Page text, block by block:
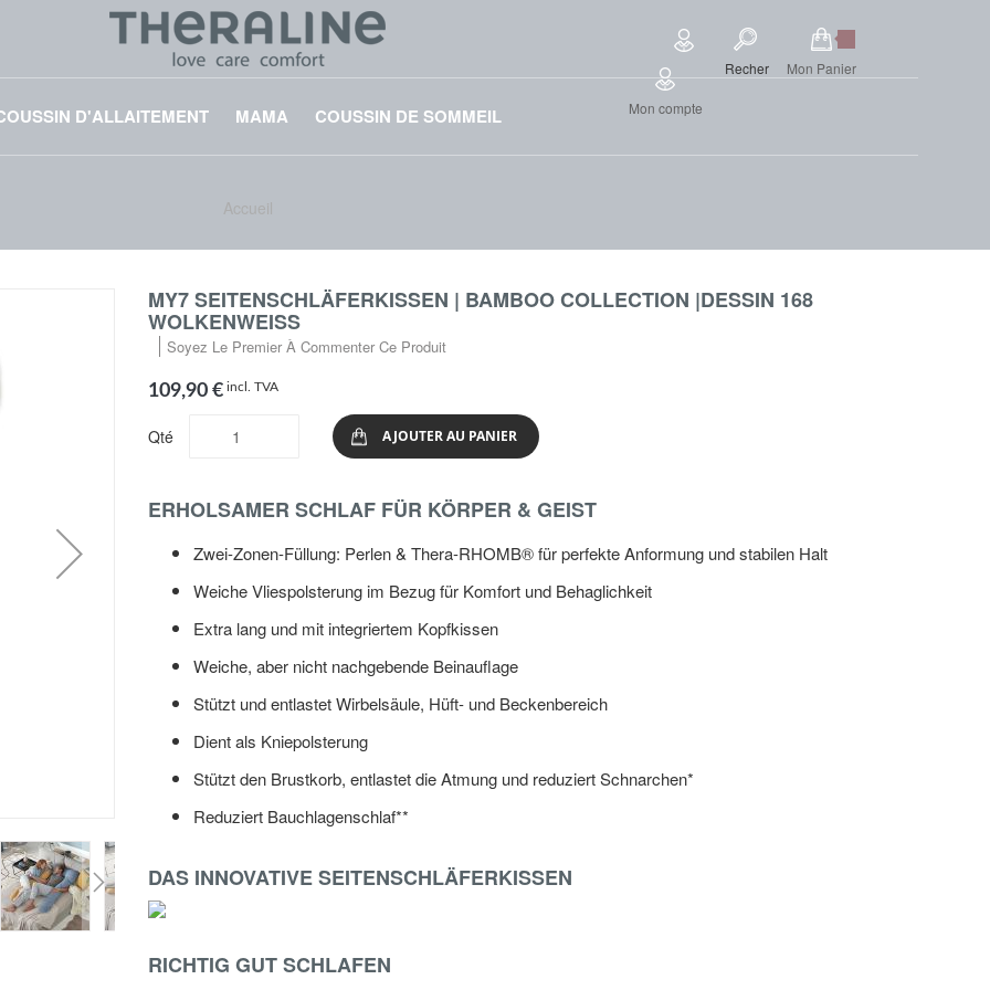
Mon Panier
Recher
Mon compte
D'ALLAITEMENT MAMA COUSSIN DE SOMMEIL
Accueil
MY7 SEITENSCHLÄFERKISSEN | BAMBOO COLLECTION |DESSIN 168
WOLKENWEISS
Soyez Le Premier À Commenter Ce Produit
109,90 € incl. TVA
Qté AJOUTER AU PANIER
ERHOLSAMER SCHLAF FÜR KÖRPER & GEIST
Zwei-Zonen-Füllung: Perlen & Thera-RHOMB® für perfekte Anformung und stabilen Halt
Weiche Vliespolsterung im Bezug für Komfort und Behaglichkeit
Extra lang und mit integriertem Kopfkissen
Weiche, aber nicht nachgebende Beinauflage
Stützt und entlastet Wirbelsäule, Hüft- und Beckenbereich
Dient als Kniepolsterung
Stützt den Brustkorb, entlastet die Atmung und reduziert Schnarchen*
Reduziert Bauchlagenschlaf**
DAS INNOVATIVE SEITENSCHLÄFERKISSEN
RICHTIG GUT SCHLAFEN